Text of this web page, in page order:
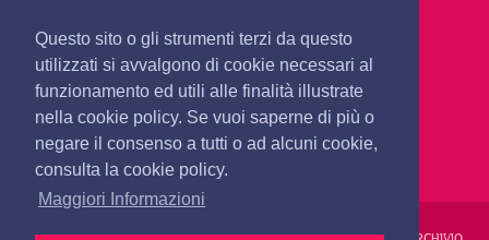
Questo sito o gli strumenti terzi da questo
utilizzati si avvalgono di cookie necessari al
funzionamento ed utili alle finalità illustrate
nella cookie policy. Se vuoi saperne di più o
negare il consenso a tutti o ad alcuni cookie,
consulta la cookie policy.
Maggiori Informazioni
redazione@olbianotizie.it